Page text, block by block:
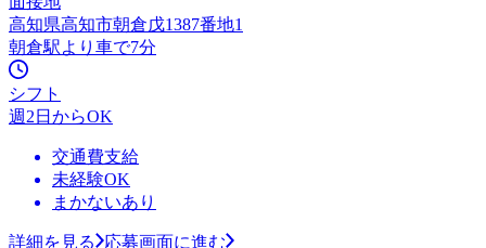
高知県高知市朝倉戊1387番地1
朝倉駅より車で7分
シフト
週2日からOK
交通費支給
未経験OK
まかないあり
詳細を見る
応募画面に進む